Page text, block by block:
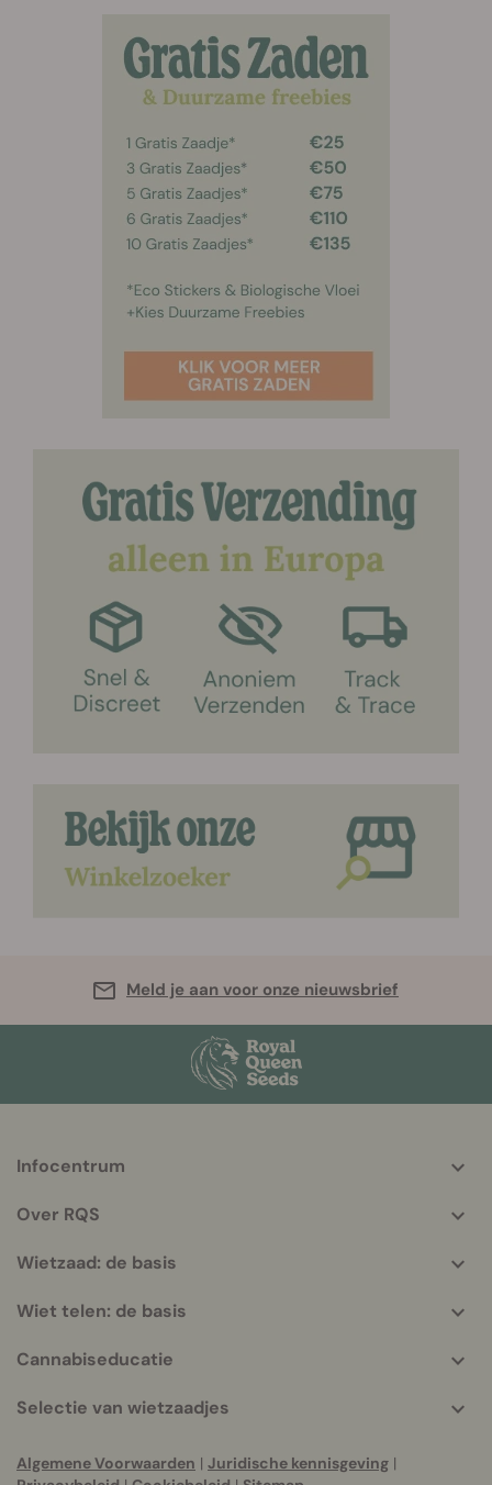
Meld je aan voor onze nieuwsbrief
info
Infocentrum
Over RQS
Wietzaad: de basis
Wiet telen: de basis
Cannabiseducatie
Selectie van wietzaadjes
Algemene Voorwaarden | Juridische kennisgeving |